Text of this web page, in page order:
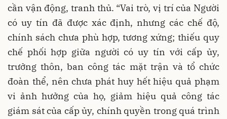
cần vận động, tranh thủ. “Vai trò, vị trí của Người
có uy tín đã được xác định, nhưng các chế độ,
chính sách chưa phù hợp, tương xứng; thiếu quy
chế phối hợp giữa người có uy tín với cấp ủy,
trưởng thôn, ban công tác mặt trận và tổ chức
đoàn thể, nên chưa phát huy hết hiệu quả phạm
vi ảnh hưởng của họ, giảm hiệu quả công tác
giám sát của cấp ủy, chính quyền trong quá trình